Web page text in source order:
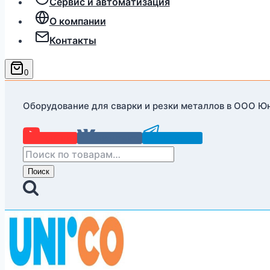
О компании
Контакты
0
Оборудование для сварки и резки металлов в ООО
Искать:
Поиск